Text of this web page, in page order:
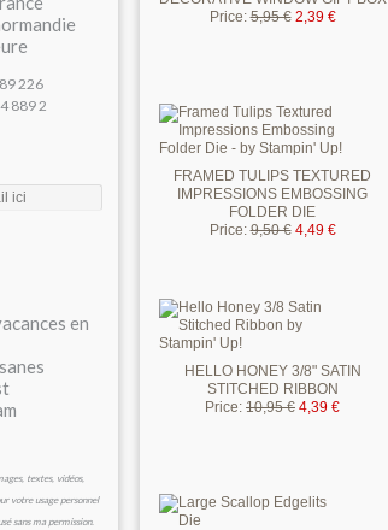
226
889 2
en
textes, vidéos,
votre usage personnel
sans ma permission.
Price:5,95 € 2,39 €
FRAMED TULIPS TEXTURED
IMPRESSIONS EMBOSSING
FOLDER DIE
Price:9,50 € 4,49 €
HELLO HONEY 3/8" SATIN
STITCHED RIBBON
Price: 10,95 € 4,39 €